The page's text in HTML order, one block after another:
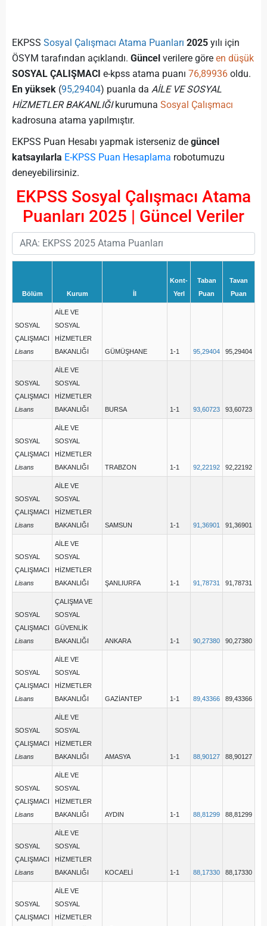
EKPSS Sosyal Çalışmacı Atama Puanları 2025 yılı için
ÖSYM tarafından açıklandı. Güncel verilere göre en düşük
SOSYAL ÇALIŞMACI e-kpss atama puanı 76,89936 oldu.
En yüksek (95,29404) puanla da AİLE VE SOSYAL
HİZMETLER BAKANLIĞIkurumuna Sosyal Çalışmacı
kadrosuna atama yapılmıştır.
EKPSS Puan Hesabı yapmak isterseniz de güncel
katsayılarla E-KPSS Puan Hesaplama robotumuzu
deneyebilirsiniz.
EKPSS Sosyal Çalışmacı Atama
Puanları 2025 | Güncel Veriler
Bölüm Kurum İl
Kont-
Yerl
Taban
Puan
Tavan
Puan
SOSYAL
ÇALIŞMACI
Lisans
AİLE VE
SOSYAL
HİZMETLER
BAKANLIĞI
GÜMÜŞHANE 1-1 95,29404 95,29404
SOSYAL
ÇALIŞMACI
Lisans
AİLE VE
SOSYAL
HİZMETLER
BAKANLIĞI
BURSA 1-1 93,60723 93,60723
SOSYAL
ÇALIŞMACI
Lisans
AİLE VE
SOSYAL
HİZMETLER
BAKANLIĞI
TRABZON 1-1 92,22192 92,22192
SOSYAL
ÇALIŞMACI
Lisans
AİLE VE
SOSYAL
HİZMETLER
BAKANLIĞI
SAMSUN 1-1 91,36901 91,36901
SOSYAL
ÇALIŞMACI
Lisans
AİLE VE
SOSYAL
HİZMETLER
BAKANLIĞI
ŞANLIURFA 1-1 91,78731 91,78731
SOSYAL
ÇALIŞMACI
Lisans
ÇALIŞMA VE
SOSYAL
GÜVENLİK
BAKANLIĞI
ANKARA 1-1 90,27380 90,27380
SOSYAL
ÇALIŞMACI
Lisans
AİLE VE
SOSYAL
HİZMETLER
BAKANLIĞI
GAZİANTEP 1-1 89,43366 89,43366
SOSYAL
ÇALIŞMACI
Lisans
AİLE VE
SOSYAL
HİZMETLER
BAKANLIĞI
AMASYA 1-1 88,90127 88,90127
SOSYAL
ÇALIŞMACI
Lisans
AİLE VE
SOSYAL
HİZMETLER
BAKANLIĞI
AYDIN 1-1 88,81299 88,81299
SOSYAL
ÇALIŞMACI
Lisans
AİLE VE
SOSYAL
HİZMETLER
BAKANLIĞI
KOCAELİ 1-1 88,17330 88,17330
SOSYAL
ÇALIŞMACI
AİLE VE
SOSYAL
HİZMETLER